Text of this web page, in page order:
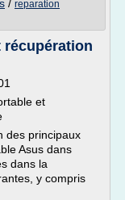
/ reparation
récupération
et
des principaux
Asus dans
dans la
y compris